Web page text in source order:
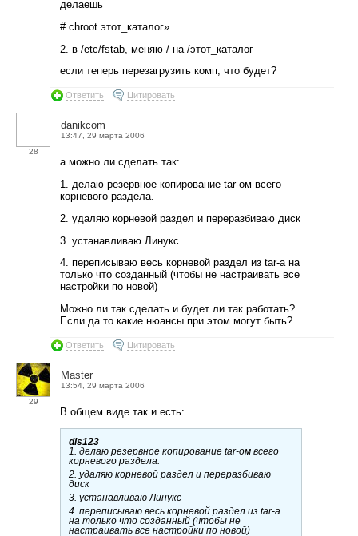
делаешь
# chroot этот_каталог»
2. в /etc/fstab, меняю / на /этот_каталог
если теперь перезагрузить комп, что будет?
Ответить Цитировать
28
danikcom
13:47, 29 марта 2006
а можно ли сделать так:
1. делаю резервное копирование tar-ом всего
корневого раздела.
2. удаляю корневой раздел и переразбиваю диск
3. устанавливаю Линукс
4. переписываю весь корневой раздел из tar-а на
только что созданный (чтобы не настраивать все
настройки по новой)
Можно ли так сделать и будет ли так работать?
Если да то какие нюансы при этом могут быть?
Ответить Цитировать
29
Master
13:54, 29 марта 2006
В общем виде так и есть:
dis123
1. делаю резервное копирование tar-ом всего
корневого раздела.
2. удаляю корневой раздел и переразбиваю
диск
3. устанавливаю Линукс
4. переписываю весь корневой раздел из tar-а
на только что созданный (чтобы не
настраивать все настройки по новой)